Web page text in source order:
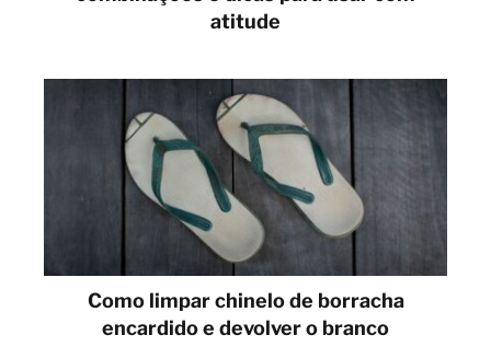
atitude
Como limpar chinelo de borracha
encardido e devolver o branco